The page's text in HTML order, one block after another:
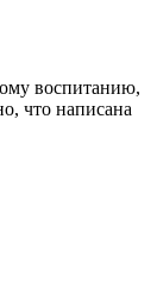
воспитанию,
что написана